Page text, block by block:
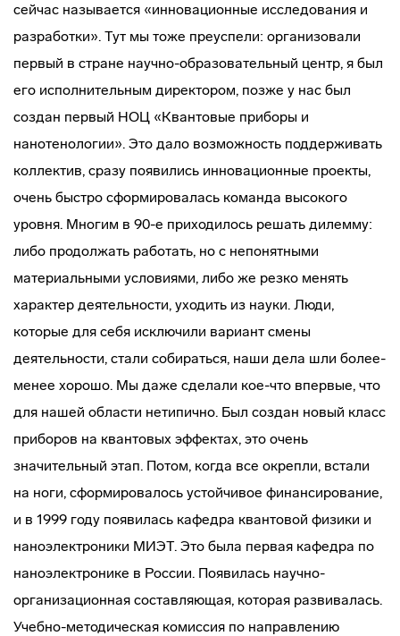
сейчас называется «инновационные исследования и
разработки». Тут мы тоже преуспели: организовали
первый в стране научно-образовательный центр, я был
его исполнительным директором, позже у нас был
создан первый НОЦ «Квантовые приборы и
нанотенологии». Это дало возможность поддерживать
коллектив, сразу появились инновационные проекты,
очень быстро сформировалась команда высокого
уровня. Многим в 90-е приходилось решать дилемму:
либо продолжать работать, но с непонятными
материальными условиями, либо же резко менять
характер деятельности, уходить из науки. Люди,
которые для себя исключили вариант смены
деятельности, стали собираться, наши дела шли более-
менее хорошо. Мы даже сделали кое-что впервые, что
для нашей области нетипично. Был создан новый класс
приборов на квантовых эффектах, это очень
значительный этап. Потом, когда все окрепли, встали
на ноги, сформировалось устойчивое финансирование,
и в 1999 году появилась кафедра квантовой физики и
наноэлектроники МИЭТ. Это была первая кафедра по
наноэлектронике в России. Появилась научно-
организационная составляющая, которая развивалась.
Учебно-методическая комиссия по направлению